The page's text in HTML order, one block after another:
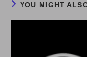
YOU MIGHT